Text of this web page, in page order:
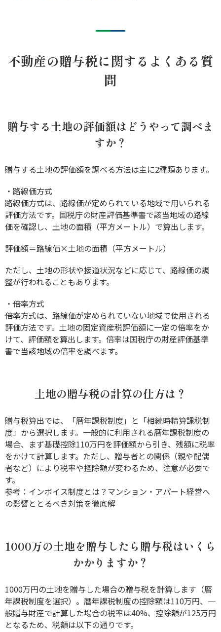
不動産の贈与税に関するよくある質
問
贈与する土地の評価額はどうやって調べま
すか？
贈与する土地の評価額を調べる方法は主に2種類あります。
・路線価方式
路線価方式は、路線価が定められている地域で用いられる
評価方法です。国税庁の財産評価基準書で該当地域の路線
価を確認し、土地の面積（平方メートル）で算出します。
評価額＝路線価×土地の面積（平方メートル）
ただし、土地の形状や接道状況などに応じて、路線価の調
整が行われることもあります。
・倍率方式
倍率方式は、路線価が定められていない地域で使用される
評価方法です。土地の固定資産税評価額に一定の倍率をか
けて、評価額を算出します。倍率は国税庁の財産評価基準
書で当該地域の倍率を調べます。
土地の贈与税の計算の仕方は？
贈与税算出では、「暦年課税制度」と「相続時精算課税制
度」から選択します。一般的に利用される暦年課税制度の
場合、まず基礎控除110万円を評価額から引き、残額に税率
をかけて計算します。ただし、贈与者との関係（親や配偶
者など）により税率や控除額が変わるため、注意が必要で
す。
参考： インボイス制度とは？マンション・アパート経営へ
の影響ととるべき対策を徹底解
1000万の土地を贈与したら贈与税はいくら
かかりますか？
1000万円の土地を贈与した場合の贈与税を計算します（暦
年課税制度を選択）。暦年課税制度の控除額は110万円、一
般贈与財産で計算した場合の税率は40%、控除額が125万円
となるため、税額は以下の通りです。